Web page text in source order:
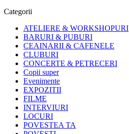
Categorii
ATELIERE & WORKSHOPURI
BARURI & PUBURI
CEAINARII & CAFENELE
CLUBURI
CONCERTE & PETRECERI
Copii super
Evenimente
EXPOZITII
FILME
INTERVIURI
LOCURI
POVESTEA TA